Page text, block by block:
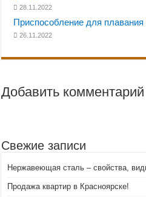
28.11.2022
Приспособление для
26.11.2022
Добавить комментарий
Свежие записи
Нержавеющая сталь – свойства,
Продажа квартир в Красноярске!